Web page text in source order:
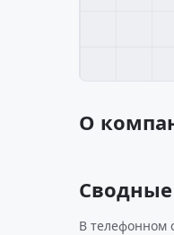
О
В телефонном